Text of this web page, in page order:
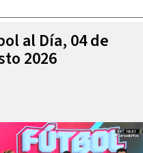
al Día, 04 de
2026